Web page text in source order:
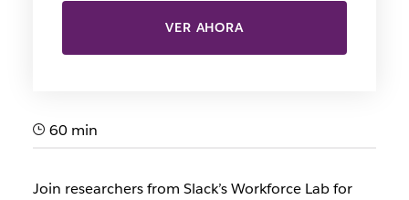
VER AHORA
60 min
Join researchers from Slack’s Workforce Lab for